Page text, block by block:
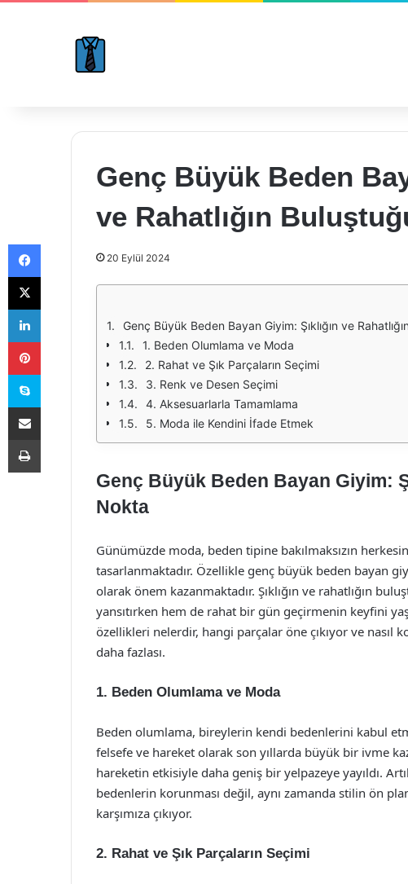
Genç Büyük Beden
ve Rahatlığın
20 Eylül 2024
Genç Büyük Beden Bayan Giyim: Şıklığın ve
1. Beden Olumlama ve Moda
2. Rahat ve Şık Parçaların Seçimi
3. Renk ve Desen Seçimi
4. Aksesuarlarla Tamamlama
5. Moda ile Kendini İfade Etmek
Genç Büyük Beden Bayan Giyim:
Nokta
Günümüzde moda, beden tipine bakılmaksızın
tasarlanmaktadır. Özellikle genç büyük beden bayan
olarak önem kazanmaktadır. Şıklığın ve rahatlığın
yansıtırken hem de rahat bir gün geçirmenin keyfini
özellikleri nelerdir, hangi parçalar öne çıkıyor ve nasıl
daha fazlası.
1. Beden Olumlama ve Moda
Beden olumlama, bireylerin kendi bedenlerini kabul
felsefe ve hareket olarak son yıllarda büyük bir ivme
hareketin etkisiyle daha geniş bir yelpazeye yayıldı.
bedenlerin korunması değil, aynı zamanda stilin ön
karşımıza çıkıyor.
2. Rahat ve Şık Parçaların Seçimi
Facebook
X
LinkedIn
Pinterest
Skype
E-Posta ile paylaş